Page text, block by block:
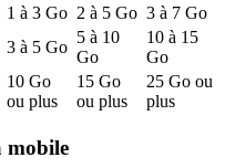
1 à 3 Go 2 à 5 Go 3 à 7 Go
3 à 5 Go
5 à 10
Go
10 à 15
Go
10 Go
ou plus
15 Go
ou plus
25 Go ou
plus
mobile